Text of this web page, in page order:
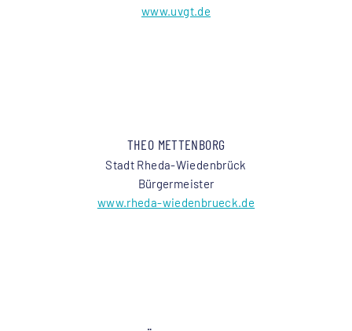
www.uvgt.de
THEO METTENBORG
Stadt Rheda-Wiedenbrück
Bürgermeister
www.rheda-wiedenbrueck.de